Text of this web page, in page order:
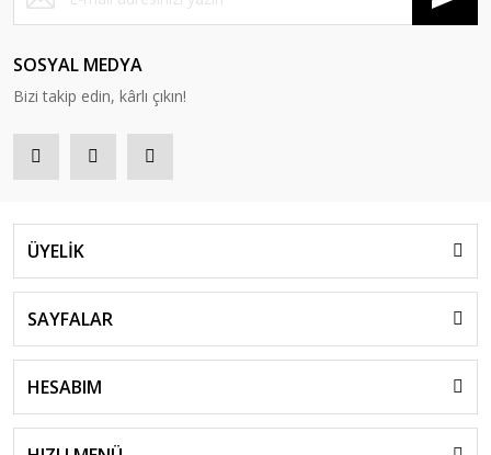
SOSYAL MEDYA
Bizi takip edin, kârlı çıkın!
ÜYELİK
SAYFALAR
HESABIM